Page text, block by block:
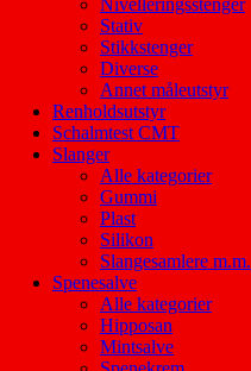
Nivelleringsstenger
Stativ
Stikkstenger
Diverse
Annet måleutstyr
Renholdsutstyr
Schalmtest CMT
Slanger
Alle kategorier
Gummi
Plast
Silikon
Slangesamlere m.m.
Spenesalve
Alle kategorier
Hipposan
Mintsalve